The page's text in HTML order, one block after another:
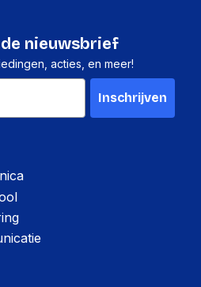
nieuwsbrief
acties, en meer!
Inschrijven